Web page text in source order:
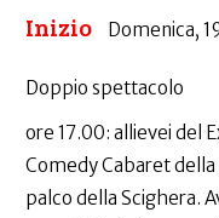
Inizio Domenica,
Doppio spettacolo
ore 17.00: allievei del
Comedy Cabaret della
palco della Scighera.